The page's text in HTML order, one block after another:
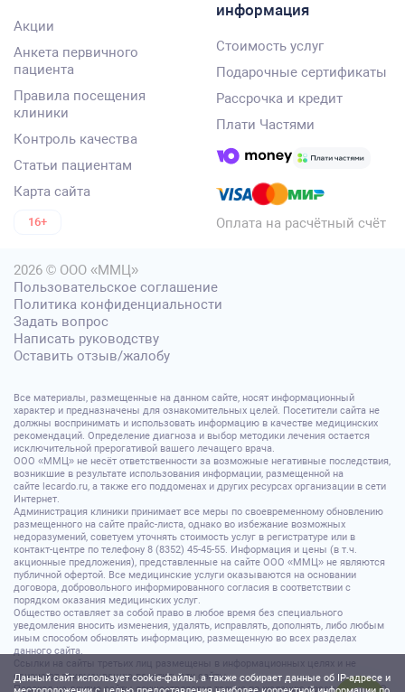
Данный сайт использует cookie-файлы, а также собирает данные об IP-адресе и
Акции
Анкета первичного
пациента
Правила посещения
клиники
Контроль качества
Статьи пациентам
Карта сайта
16+
информация
Стоимость услуг
Подарочные сертификаты
Рассрочка и кредит
Плати Частями
Оплата на расчётный счёт
2026 © ООО «ММЦ»
Пользовательское соглашение
Политика конфиденциальности
Задать вопрос
Написать руководству
Оставить отзыв/жалобу
Все материалы, размещенные на данном сайте, носят информационный
характер и предназначены для ознакомительных целей. Посетители сайта не
должны воспринимать и использовать информацию в качестве медицинских
рекомендаций. Определение диагноза и выбор методики лечения остается
исключительной прерогативой вашего лечащего врача.
ООО «ММЦ» не несёт ответственности за возможные негативные последствия,
возникшие в результате использования информации, размещенной на
сайте lecardo.ru, а также его поддоменах и других ресурсах организации в сети
Интернет.
Администрация клиники принимает все меры по своевременному обновлению
размещенного на сайте прайс-листа, однако во избежание возможных
недоразумений, советуем уточнять стоимость услуг в регистратуре или в
контакт-центре по телефону 8 (8352) 45-45-55. Информация и цены (в т.ч.
акционные предложения), представленные на сайте ООО «ММЦ» не являются
публичной офертой. Все медицинские услуги оказываются на основании
договора, добровольного информированного согласия в соответствии с
порядком оказания медицинских услуг.
Общество оставляет за собой право в любое время без специального
уведомления вносить изменения, удалять, исправлять, дополнять, либо любым
иным способом обновлять информацию, размещенную во всех разделах
данного сайта.
означают рекомендацию посетить эти сайты.
Переход на другие сайты осуществляется только по желанию посетителя. ООО